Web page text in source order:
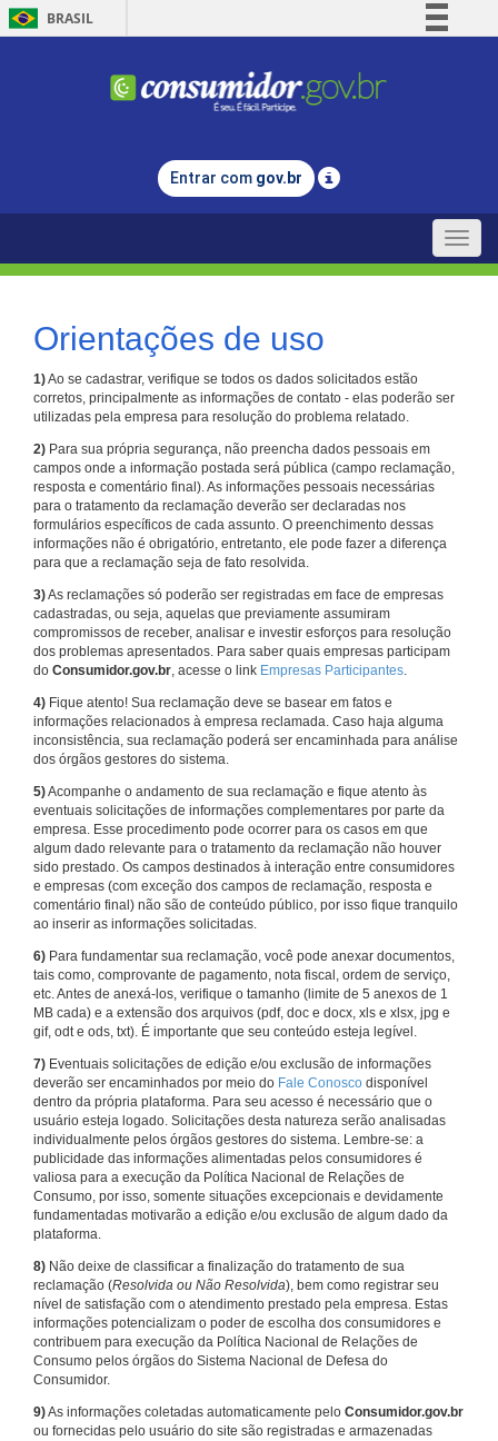
BRASIL
Comunica BR
Legislação
Entrar com gov.br
Toggle
Orientações de uso
1)Ao se cadastrar, verifique se todos os dados solicitados estão
corretos, principalmente as informações de contato - elas poderão ser
utilizadas pela empresa para resolução do problema relatado.
2) Para sua própria segurança, não preencha dados pessoais em
campos onde a informação postada será pública (campo reclamação,
resposta e comentário final). As informações pessoais necessárias
para o tratamento da reclamação deverão ser declaradas nos
formulários específicos de cada assunto. O preenchimento dessas
informações não é obrigatório, entretanto, ele pode fazer a diferença
para que a reclamação seja de fato resolvida.
3)As reclamações só poderão ser registradas em face de empresas
cadastradas, ou seja, aquelas que previamente assumiram
compromissos de receber, analisar e investir esforços para resolução
dos problemas apresentados. Para saber quais empresas participam
do Consumidor.gov.br, acesse o link Empresas Participantes.
4) Fique atento! Sua reclamação deve se basear em fatos e
informações relacionados à empresa reclamada. Caso haja alguma
inconsistência, sua reclamação poderá ser encaminhada para análise
dos órgãos gestores do sistema.
5)Acompanhe o andamento de sua reclamação e fique atento às
eventuais solicitações de informações complementares por parte da
empresa. Esse procedimento pode ocorrer para os casos em que
algum dado relevante para o tratamento da reclamação não houver
sido prestado. Os campos destinados à interação entre consumidores
e empresas (com exceção dos campos de reclamação, resposta e
comentário final) não são de conteúdo público, por isso fique tranquilo
ao inserir as informações solicitadas.
6) Para fundamentar sua reclamação, você pode anexar documentos,
tais como, comprovante de pagamento, nota fiscal, ordem de serviço,
etc. Antes de anexá-los, verifique o tamanho (limite de 5 anexos de 1
MB cada) e a extensão dos arquivos (pdf, doc e docx, xls e xlsx, jpg e
gif, odt e ods, txt). É importante que seu conteúdo esteja legível.
7) Eventuais solicitações de edição e/ou exclusão de informações
deverão ser encaminhados por meio do Fale Conosco disponível
dentro da própria plataforma. Para seu acesso é necessário que o
usuário esteja logado. Solicitações desta natureza serão analisadas
individualmente pelos órgãos gestores do sistema. Lembre-se: a
publicidade das informações alimentadas pelos consumidores é
valiosa para a execução da Política Nacional de Relações de
Consumo, por isso, somente situações excepcionais e devidamente
fundamentadas motivarão a edição e/ou exclusão de algum dado da
plataforma.
8) Não deixe de classificar a finalização do tratamento de sua
reclamação (Resolvida ou Não Resolvida), bem como registrar seu
nível de satisfação com o atendimento prestado pela empresa. Estas
informações potencializam o poder de escolha dos consumidores e
contribuem para execução da Política Nacional de Relações de
Consumo pelos órgãos do Sistema Nacional de Defesa do
Consumidor.
9)As informações coletadas automaticamente pelo Consumidor.gov.br
ou fornecidas pelo usuário do site são registradas e armazenadas